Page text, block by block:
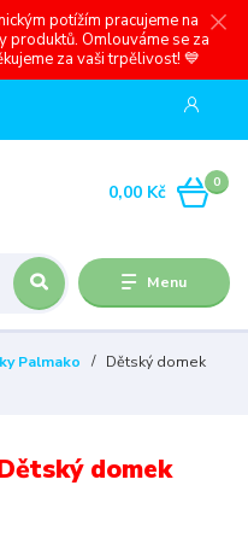
potížím pracujeme na
produktů. Omlouváme se za
za vaši trpělivost! 💙
Menu
0
0,00 Kč
Palmako
Dětský domek
domek